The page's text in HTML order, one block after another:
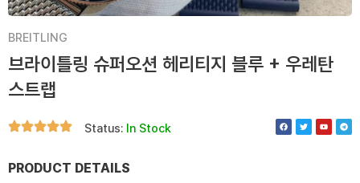
BREITLING
브라이틀링 슈퍼오션 헤리티지 블루 + 우레탄
스트랩
Status: In Stock
F
a
c
T
w
i
Y
o
u
T
e
l
PRODUCT DETAILS